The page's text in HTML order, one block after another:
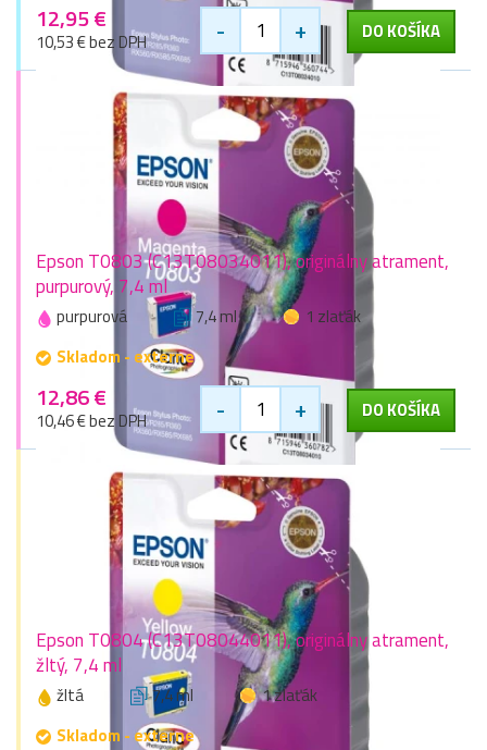
12,95 €
10,53 € bez DPH - + DO KOŠÍKA
Epson T0803 (C13T08034011), originálny atrament,
purpurový, 7,4 ml
purpurová 7,4 ml
1 zlaťák
Skladom - externe
12,86 €
10,46 € bez DPH - + DO KOŠÍKA
Epson T0804 (C13T08044011), originálny atrament,
žltý, 7,4 ml
žltá 7,4 ml
1 zlaťák
Skladom - externe